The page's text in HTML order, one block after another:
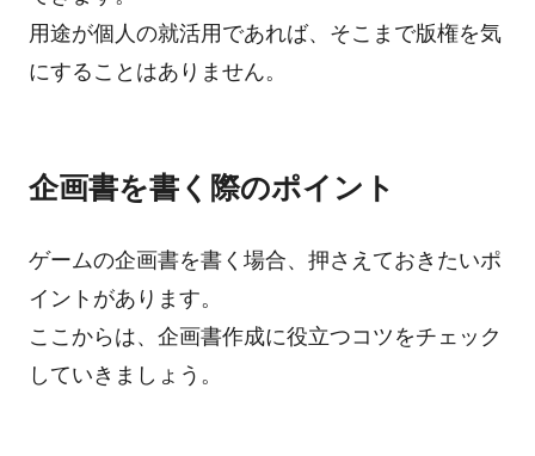
用途が個人の就活用であれば、そこまで版権を気
にすることはありません。
企画書を書く際のポイント
ゲームの企画書を書く場合、押さえておきたいポ
イントがあります。
ここからは、企画書作成に役立つコツをチェック
していきましょう。